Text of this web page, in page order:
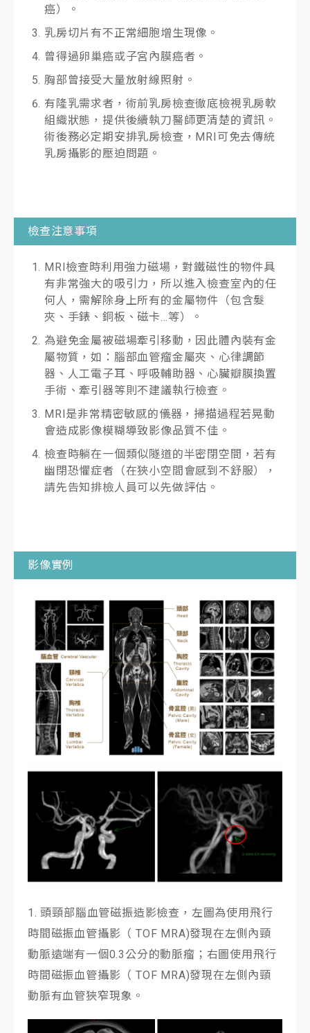
癌）。
乳房切片有不正常細胞增生現像。
曾得過卵巢癌或子宮內膜癌者。
胸部曾接受大量放射線照射。
有隆乳需求者，術前乳房檢查徹底檢視乳房軟
組織狀態，提供後續執刀醫師更清楚的資訊。
術後務必定期安排乳房檢查，MRI可免去傳統
乳房攝影的壓迫問題。
檢查注意事項
MRI檢查時利用強力磁場，對鐵磁性的物件具
有非常強大的吸引力，所以進入檢查室內的任
何人，需解除身上所有的金屬物件（包含髮
夾、手錶、銅板、磁卡…等）。
為避免金屬被磁場牽引移動，因此體內裝有金
屬物質，如：腦部血管瘤金屬夾、心律調節
器、人工電子耳、呼吸輔助器、心臟瓣膜換置
手術、牽引器等則不建議執行檢查。
MRI是非常精密敏感的儀器，掃描過程若晃動
會造成影像模糊導致影像品質不佳。
檢查時躺在一個類似隧道的半密閉空間，若有
幽閉恐懼症者（在狹小空間會感到不舒服），
請先告知排檢人員可以先做評估。
影像實例
1. 頭頸部腦血管磁振造影檢查，左圖為使用飛行
時間磁振血管攝影（ TOF MRA)發現在左側內頸
動脈遠端有一個0.3公分的動脈瘤；右圖使用飛行
時間磁振血管攝影（ TOF MRA)發現在左側內頸
動脈有血管狹窄現象。